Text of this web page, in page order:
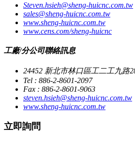
Steven.hsieh@sheng-huicnc.com.tw
sales@sheng-huicnc.com.tw
www.sheng-huicnc.com.tw
www.cens.com/sheng-huicnc
工廠/分公司聯絡訊息
24452 新北市林口區工二工九路
Tel : 886-2-8601-2097
Fax : 886-2-8601-9063
steven.hsieh@sheng-huicnc.com.tw
www.sheng-huicnc.com.tw
立即詢問